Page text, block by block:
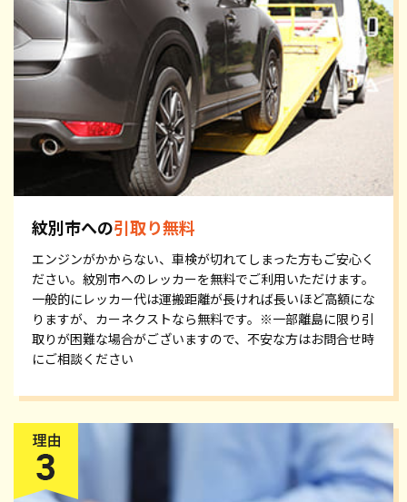
紋別市への引取り無料
エンジンがかからない、車検が切れてしまった方もご安心く
ださい。紋別市へのレッカーを無料でご利用いただけます。
一般的にレッカー代は運搬距離が長ければ長いほど高額にな
りますが、カーネクストなら無料です。※一部離島に限り引
取りが困難な場合がございますので、不安な方はお問合せ時
にご相談ください